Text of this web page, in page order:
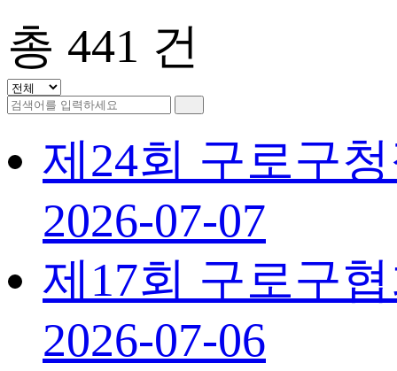
총 441 건
제24회 구로구
2026-07-07
제17회 구로구
2026-07-06